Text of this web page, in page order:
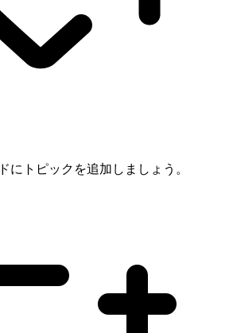
にトピックを追加しましょう。